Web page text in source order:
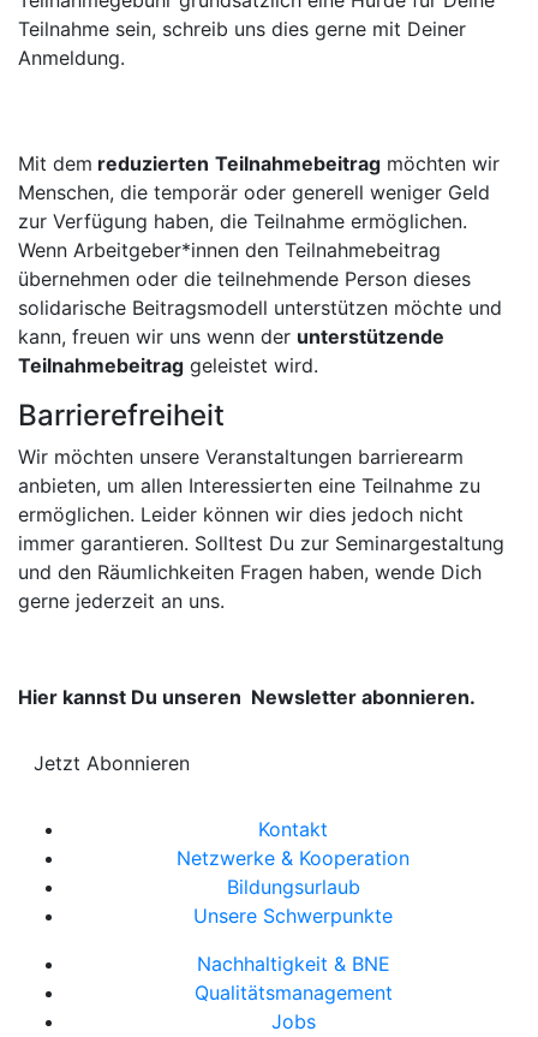
Teilnahme sein, schreib uns dies gerne mit Deiner
Anmeldung.
Mit dem reduzierten Teilnahmebeitrag möchten wir
Menschen, die temporär oder generell weniger Geld
zur Verfügung haben, die Teilnahme ermöglichen.
Wenn Arbeitgeber*innen den Teilnahmebeitrag
übernehmen oder die teilnehmende Person dieses
solidarische Beitragsmodell unterstützen möchte und
kann, freuen wir uns wenn der unterstützende
Teilnahmebeitrag geleistet wird.
Barrierefreiheit
Wir möchten unsere Veranstaltungen barrierearm
anbieten, um allen Interessierten eine Teilnahme zu
ermöglichen. Leider können wir dies jedoch nicht
immer garantieren. Solltest Du zur Seminargestaltung
und den Räumlichkeiten Fragen haben, wende Dich
gerne jederzeit an uns.
Hier kannst Du unseren Newsletter abonnieren.
Jetzt Abonnieren
Kontakt
Netzwerke & Kooperation
Bildungsurlaub
Unsere Schwerpunkte
Nachhaltigkeit & BNE
Qualitätsmanagement
Jobs